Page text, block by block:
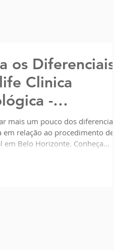
os Diferenciais
Clinica
-
Dentais em
mais um pouco dos diferenciais
em relação ao procedimento de
em Belo Horizonte. Conheça...